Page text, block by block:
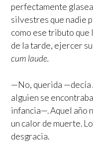
perfectamente
silvestres que nadie
como ese tributo
de la tarde, ejercer
cum laude.
—No, querida —decía
alguien se
infancia—. Aquel año
un calor de muerte.
desgracia.